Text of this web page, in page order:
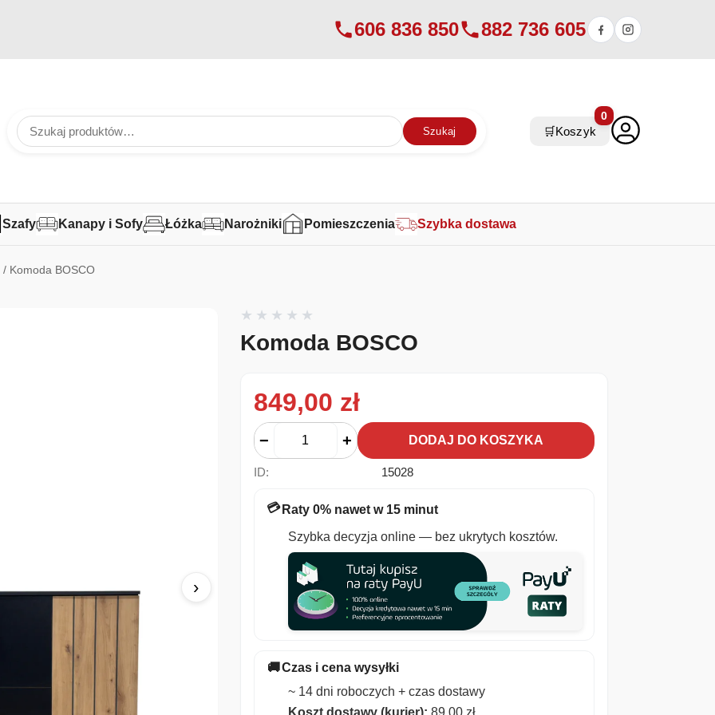
606 836 850 882 736 605
Szukaj 🛒Koszyk
0
Szafy Kanapy i Sofy Łóżka Narożniki Pomieszczenia Szybka dostawa
/ Komoda BOSCO
›
Komoda BOSCO
849,00 zł
− + DODAJ DO KOSZYKA
ID: 15028
💳 Raty 0% nawet w 15 minut
Szybka decyzja online — bez ukrytych kosztów.
🚚Czas i cena wysyłki
~ 14 dni roboczych + czas dostawy